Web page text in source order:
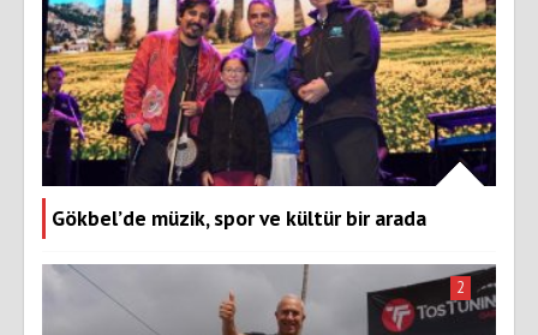
Gökbel’de müzik, spor ve kültür bir arada
2